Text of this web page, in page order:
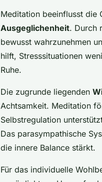
Meditation beeinflusst die
Ausgeglichenheit. Durch
bewusst wahrzunehmen
hilft, Stresssituationen
Ruhe.
Die zugrunde liegenden
Achtsamkeit. Meditation
Selbstregulation
Das parasympathische
die innere Balance stärkt.
Für das individuelle